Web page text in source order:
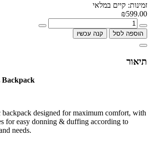
זמינות: קיים במלאי
₪599.00
הוספה לסל קנה עכשיו
תיאור
Backpack
backpack designed for maximum comfort, with
for easy donning & duffing according to
needs.